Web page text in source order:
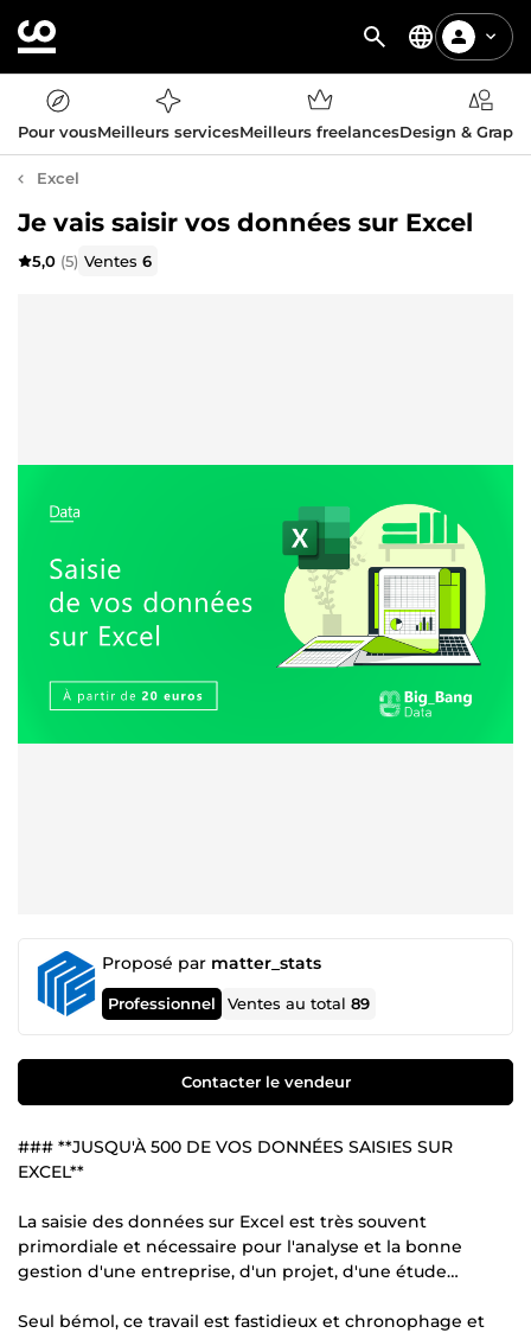
Pour vousMeilleurs servicesMeilleurs freelancesDesign &
Excel
Je vais saisir vos données sur Excel
5,0 (5) Ventes6
Proposé par matter_stats
Professionnel Ventes au total89
Contacter le vendeur
### **JUSQU'À 500 DE VOS DONNÉES SAISIES SUR
EXCEL**
La saisie des données sur Excel est très souvent
primordiale et nécessaire pour l'analyse et la bonne
gestion d'une entreprise, d'un projet, d'une étude…
Seul bémol, ce travail est fastidieux et chronophage et